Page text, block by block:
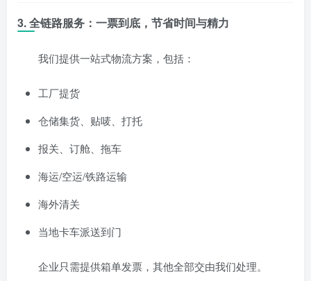
3. 全链路服务：一票到底，节省时间与精力
我们提供一站式物流方案，包括：
工厂提货
仓储集货、贴唛、打托
报关、订舱、拖车
海运/空运/铁路运输
海外清关
当地卡车派送到门
企业只需提供箱单发票，其他全部交由我们处理。